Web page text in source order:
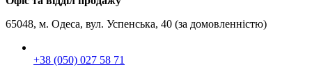
65048, м. Одеса, вул. Успенська, 40 (за домовленністю)
+38 (050) 027 58 71